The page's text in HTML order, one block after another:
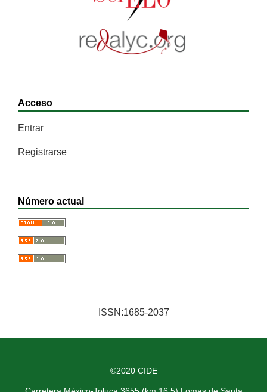
Acceso
Entrar
Registrarse
Número actual
ISSN:1685-2037
©2020 CIDE